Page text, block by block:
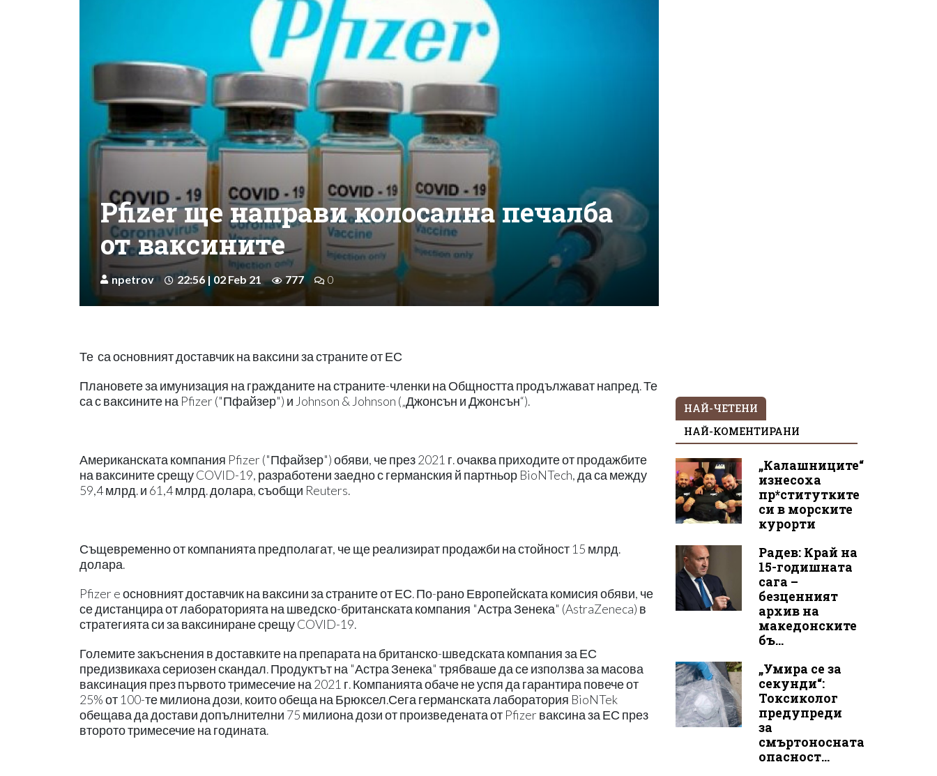
Pfizer ще направи колосална печалба
от ваксините
npetrov 22:56 | 02 Feb 21 777 0
Те са основният доставчик на ваксини за страните от ЕС
Плановете за имунизация на гражданите на страните-членки на Общността продължават напред. Те
са с ваксините на Pfizer ("Пфайзер") и Johnson & Johnson („Джонсън и Джонсън“).
Американската компания Pfizer ("Пфайзер") обяви, че през 2021 г. очаква приходите от продажбите
на ваксините срещу COVID-19, разработени заедно с германския й партньор BioNTech, да са между
59,4 млрд. и 61,4 млрд. долара, съобщи Reuters.
Същевременно от компанията предполагат, че ще реализират продажби на стойност 15 млрд.
долара.
Pfizer e основният доставчик на ваксини за страните от ЕС. По-рано Европейската комисия обяви, че
се дистанцира от лабораторията на шведско-британската компания "Астра Зенека" (AstraZeneca) в
стратегията си за ваксиниране срещу COVID-19.
Големите закъснения в доставките на препарата на британско-шведската компания за ЕС
предизвикаха сериозен скандал. Продуктът на "Астра Зенека" трябваше да се използва за масова
ваксинация през първото тримесечие на 2021 г. Компанията обаче не успя да гарантира повече от
25% от 100-те милиона дози, които обеща на Брюксел.Сега германската лаборатория BioNTek
обещава да достави допълнителни 75 милиона дози от произведената от Pfizer ваксина за ЕС през
второто тримесечие на годината.
НАЙ-ЧЕТЕНИ
НАЙ-КОМЕНТИРАНИ
„Калашниците“
изнесоха
пр*ститутките
си в морските
курорти
Радев: Край на
15-годишната
сага –
безценният
архив на
македонските
бъ...
„Умира се за
секунди“:
Токсиколог
предупреди
за
смъртоносната
опасност...